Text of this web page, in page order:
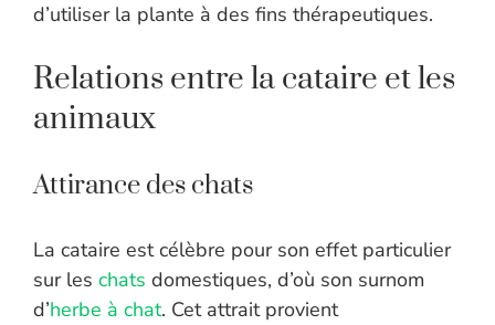
d’utiliser la plante à des fins thérapeutiques.
Relations entre la cataire et les
animaux
Attirance des chats
La cataire est célèbre pour son effet particulier
sur les chats domestiques, d’où son surnom
d’herbe à chat. Cet attrait provient